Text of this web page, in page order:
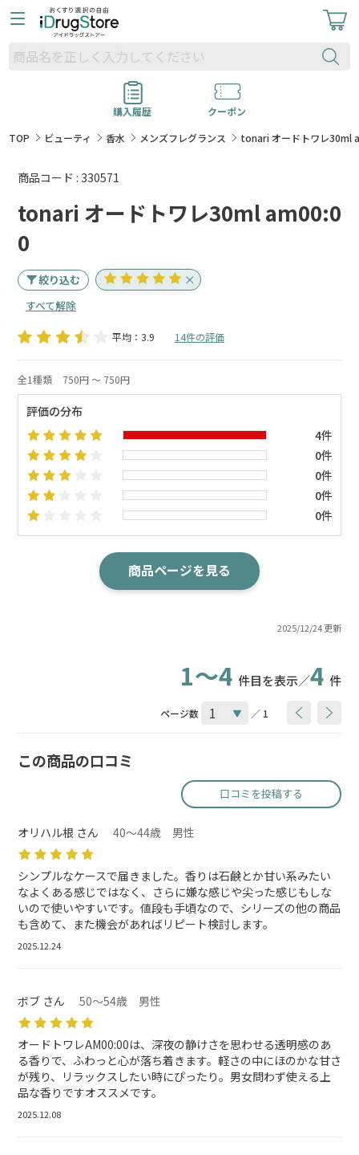
購入履歴
クーポン
TOP
ビューティ 香水 メンズフレグランス tonari オードトワレ30ml
商品コード : 330571
tonari オードトワレ30ml am00:0
0
絞り込む
すべて解除
平均：3.9 14件の評価
2025/12/24 更新
全1種類 750円 ～ 750円
評価の分布
4件
0件
0件
0件
0件
商品ページを見る
1～4 件目を表示／4 件
ページ数 ／ 1
この商品の口コミ
口コミを投稿する
オリハル根 さん 40～44歳 男性
シンプルなケースで届きました。香りは石鹸とか甘い系みたい
なよくある感じではなく、さらに嫌な感じや尖った感じもしな
いので使いやすいです。値段も手頃なので、シリーズの他の商品
も含めて、また機会があればリピート検討します。
2025.12.24
ボブ さん 50～54歳 男性
オードトワレAM00:00は、深夜の静けさを思わせる透明感のあ
る香りで、ふわっと心が落ち着きます。軽さの中にほのかな甘さ
が残り、リラックスしたい時にぴったり。男女問わず使える上
品な香りですオススメです。
2025.12.08